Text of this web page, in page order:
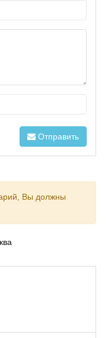
Отправить
Вы должны